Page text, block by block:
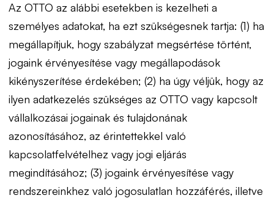
Az OTTO az alábbi esetekben is kezelheti a
személyes adatokat, ha ezt szükségesnek tartja: (1) ha
megállapítjuk, hogy szabályzat megsértése történt,
jogaink érvényesítése vagy megállapodások
kikényszerítése érdekében; (2) ha úgy véljük, hogy az
ilyen adatkezelés szükséges az OTTO vagy kapcsolt
vállalkozásai jogainak és tulajdonának
azonosításához, az érintettekkel való
kapcsolatfelvételhez vagy jogi eljárás
megindításához; (3) jogaink érvényesítése vagy
rendszereinkhez való jogosulatlan hozzáférés, illetve